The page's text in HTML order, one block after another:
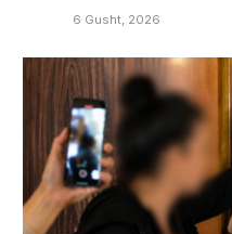
6 Gusht, 2026